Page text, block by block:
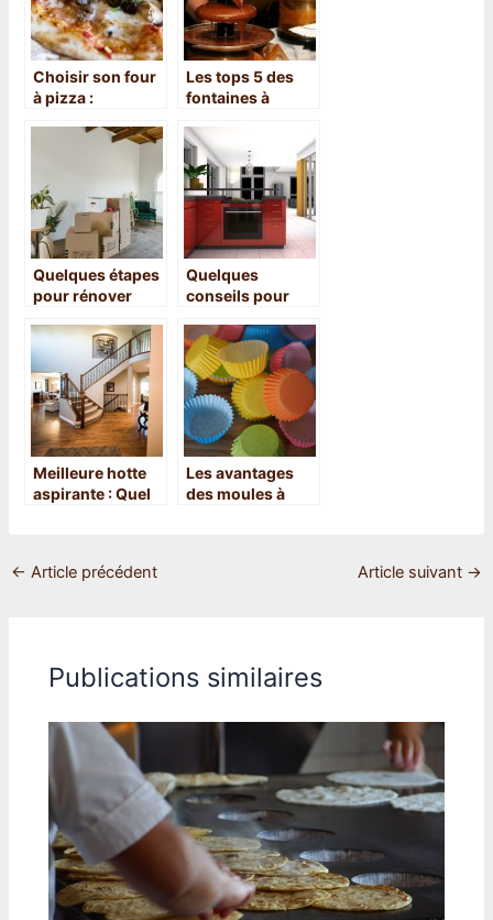
Choisir son four
à pizza :
conseils
Les tops 5 des
fontaines à
l’année 2021
Quelques étapes
pour rénover
appartement
Quelques
conseils pour
l’espace de votre
cuisine
Meilleure hotte
aspirante : Quel
Les avantages
des moules à
← Article précédent Article suivant →
Publications similaires